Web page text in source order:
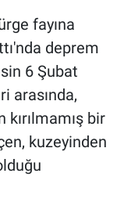
fayına
deprem
6 Şubat
arasında,
kırılmamış bir
kuzeyinden